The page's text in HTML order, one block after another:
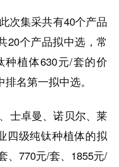
次集采共有40个产品
20个产品拟中选，常
植体630元/套的价
名第一拟中选。
士卓曼、诺贝尔、莱
四级纯钛种植体的拟
、770元/套、1855元/